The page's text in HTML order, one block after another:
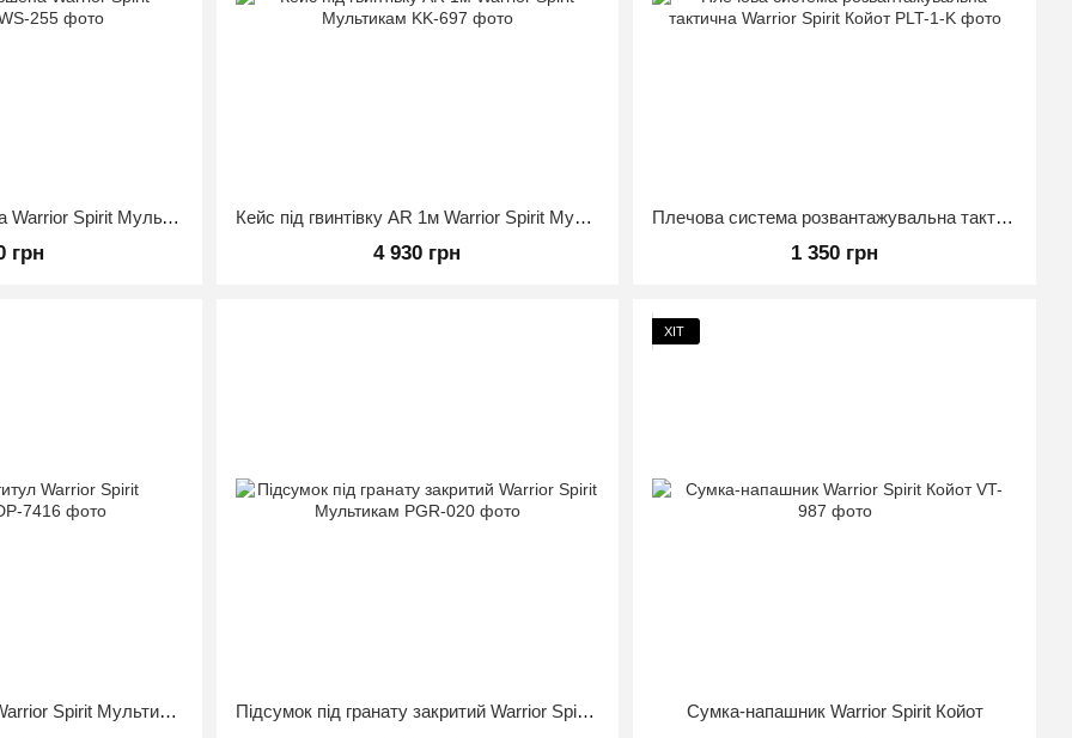
Плитоноска збільшена Warrior Spirit Мультикам
грн
Кейс під гвинтівку AR 1м Warrior Spirit Мультикам
4 930 грн
Плечова система розвантажувальна тактична Warrior Spirit Койот
1 350 грн
Підсумок мультитул Warrior Spirit Мультикам Підсумок під гранату закритий Warrior Spirit Мультикам
ХІТ
Сумка-напашник Warrior Spirit Койот